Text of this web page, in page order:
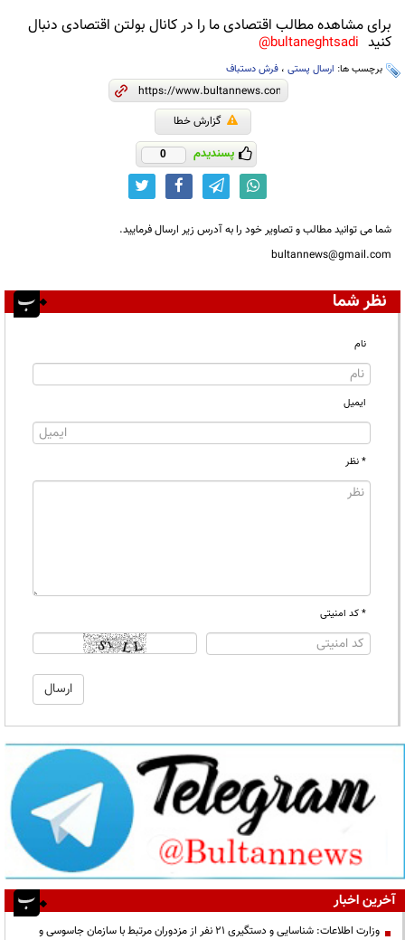
برای مشاهده مطالب اقتصادی ما را در کانال بولتن اقتصادی دنبال
کنید bultaneghtsadi@
برچسب ها: ارسال پستی ، فرش دستباف
گزارش خطا
پسندیدم 0
شما می توانید مطالب و تصاویر خود را به آدرس زیر ارسال فرمایید.
bultannews@gmail.com
نظر شما
نام
ایمیل
* نظر
* کد امنیتی
آخرین اخبار
وزارت اطلاعات: شناسایی و دستگیری ۲۱ نفر از مزدوران مرتبط با سازمان جاسوسی و